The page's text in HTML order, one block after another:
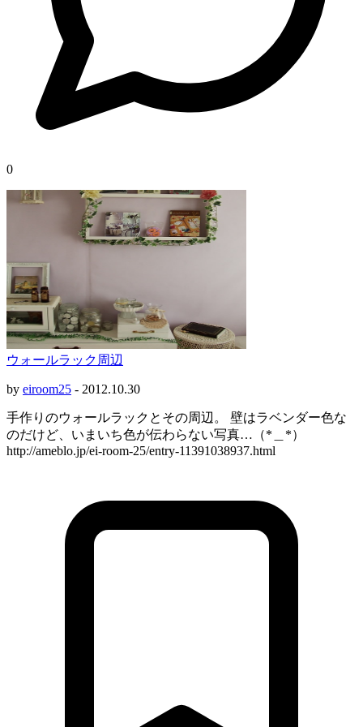
0
ウォールラック周辺
by eiroom25 - 2012.10.30
手作りのウォールラックとその周辺。 壁はラベンダー色な
のだけど、いまいち色が伝わらない写真…（*＿*）
http://ameblo.jp/ei-room-25/entry-11391038937.html